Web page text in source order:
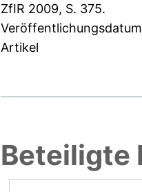
ZfIR 2009, S. 375.
Artikel
Beteiligte